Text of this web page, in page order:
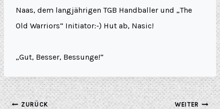
Naas, dem langjährigen TGB Handballer und „The
Old Warriors“ Initiator:-) Hut ab, Nasic!
„Gut, Besser, Bessunge!“
ZURÜCK WEITER